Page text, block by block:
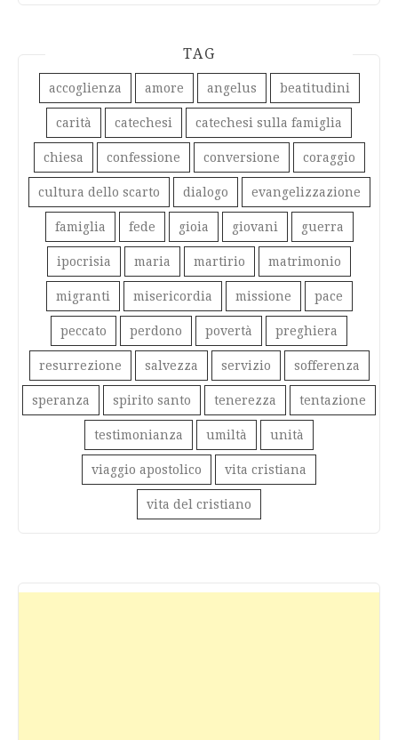
TAG
accoglienza amore angelus beatitudini
carità catechesi catechesi sulla famiglia
chiesa confessione conversione coraggio
cultura dello scarto dialogo evangelizzazione
famiglia fede gioia giovani guerra
ipocrisia maria martirio matrimonio
migranti misericordia missione pace
peccato perdono povertà preghiera
resurrezione salvezza servizio sofferenza
speranza spirito santo tenerezza tentazione
testimonianza umiltà unità
viaggio apostolico vita cristiana
vita del cristiano